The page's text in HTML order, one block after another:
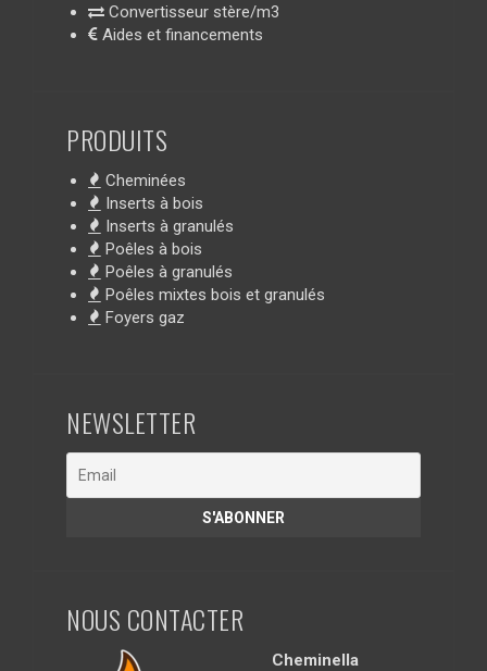
Convertisseur stère/m3
Aides et financements
PRODUITS
Cheminées
Inserts à bois
Inserts à granulés
Poêles à bois
Poêles à granulés
Poêles mixtes bois et granulés
Foyers gaz
NEWSLETTER
NOUS CONTACTER
Cheminella